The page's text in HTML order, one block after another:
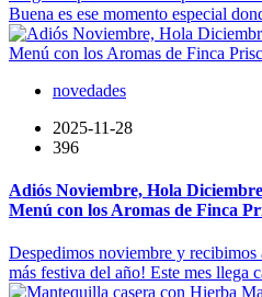
Buena es ese momento especial
novedades
2025-11-28
396
Adiós Noviembre, Hola
Menú con los Aromas de Finca
Despedimos noviembre y recibimos
más festiva del año! Este mes llega